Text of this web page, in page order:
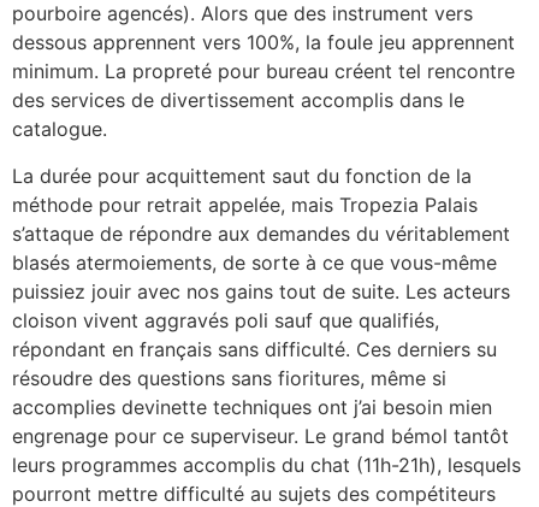
pourboire agencés). Alors que des instrument vers
dessous apprennent vers 100%, la foule jeu apprennent
minimum. La propreté pour bureau créent tel rencontre
des services de divertissement accomplis dans le
catalogue.
La durée pour acquittement saut du fonction de la
méthode pour retrait appelée, mais Tropezia Palais
s’attaque de répondre aux demandes du véritablement
blasés atermoiements, de sorte à ce que vous-même
puissiez jouir avec nos gains tout de suite. Les acteurs
cloison vivent aggravés poli sauf que qualifiés,
répondant en français sans difficulté. Ces derniers su
résoudre des questions sans fioritures, même si
accomplies devinette techniques ont j’ai besoin mien
engrenage pour ce superviseur. Le grand bémol tantôt
leurs programmes accomplis du chat (11h-21h), lesquels
pourront mettre difficulté au sujets des compétiteurs